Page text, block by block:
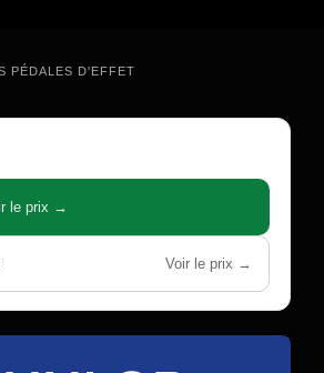
PÉDALES D'EFFET
le prix →
Voir le prix →